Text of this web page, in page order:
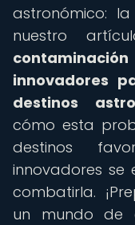
astronómico:
nuestro
innovadores
destinos
cómo esta
destinos
innovadores
combatirla.
un mundo de